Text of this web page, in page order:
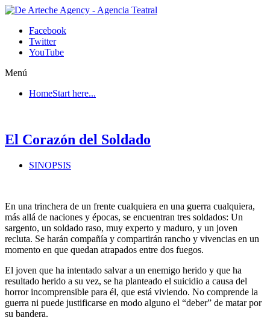
Facebook
Twitter
YouTube
Menú
HomeStart here...
El Corazón del Soldado
SINOPSIS
En una trinchera de un frente cualquiera en una guerra cualquiera,
más allá de naciones y épocas, se encuentran tres soldados: Un
sargento, un soldado raso, muy experto y maduro, y un joven
recluta. Se harán compañía y compartirán rancho y vivencias en un
momento en que quedan atrapados entre dos fuegos.
El joven que ha intentado salvar a un enemigo herido y que ha
resultado herido a su vez, se ha planteado el suicidio a causa del
horror incomprensible para él, que está viviendo. No comprende la
guerra ni puede justificarse en modo alguno el “deber” de matar por
su bandera.